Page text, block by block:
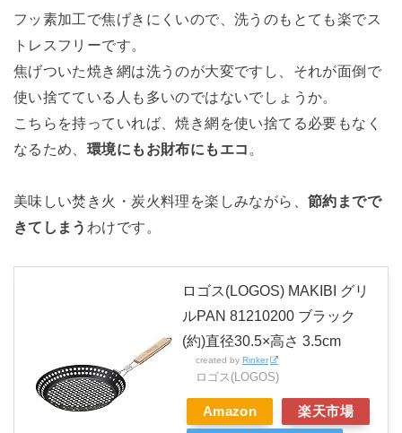
フッ素加工で焦げきにくいので、洗うのもとても楽でス
トレスフリーです。
焦げついた焼き網は洗うのが大変ですし、それが面倒で
使い捨てている人も多いのではないでしょうか。
こちらを持っていれば、焼き網を使い捨てる必要もなく
なるため、 環境にもお財布にもエコ 。
美味しい焚き火・炭火料理を楽しみながら、節約までで
きてしまう わけです。
ロゴス(LOGOS) MAKIBI グリ
ルPAN 81210200 ブラック
(約)直径30.5×高さ 3.5cm
created by Rinker
ロゴス(LOGOS)
Amazon 楽天市場